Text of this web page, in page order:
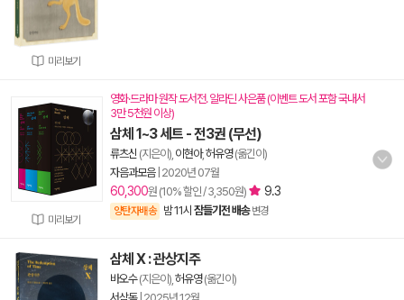
미리보기
미리보기
영화·드라마 원작 도서전. 알라딘 사은품 (이벤트 도서 포함 국내서
3만 5천원 이상)
삼체 1~3 세트 - 전3권 (무선)
류츠신 (지은이), 이현아,허유영(옮긴이)
자음과모음| 2020년 07월
60,300원 (10% 할인 / 3,350원) 9.3
양탄자배송 밤 11시 잠들기전 배송 변경
삼체 X : 관상지주
바오수(지은이), 허유영(옮긴이)